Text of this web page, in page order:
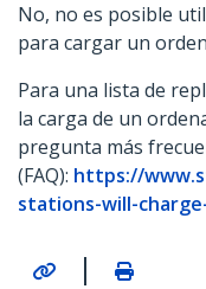
No, no es posible
para cargar un
Para una lista de
la carga de un
pregunta más
(FAQ): https://
stations-will-
|